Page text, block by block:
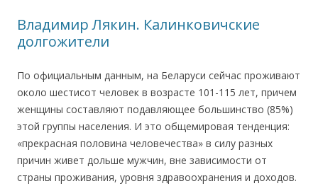
Владимир Лякин. Калинковичские
долгожители
По официальным данным, на Беларуси сейчас проживают
около шестисот человек в возрасте 101-115 лет, причем
женщины составляют подавляющее большинство (85%)
этой группы населения. И это общемировая тенденция:
«прекрасная половина человечества» в силу разных
причин живет дольше мужчин, вне зависимости от
страны проживания, уровня здравоохранения и доходов.